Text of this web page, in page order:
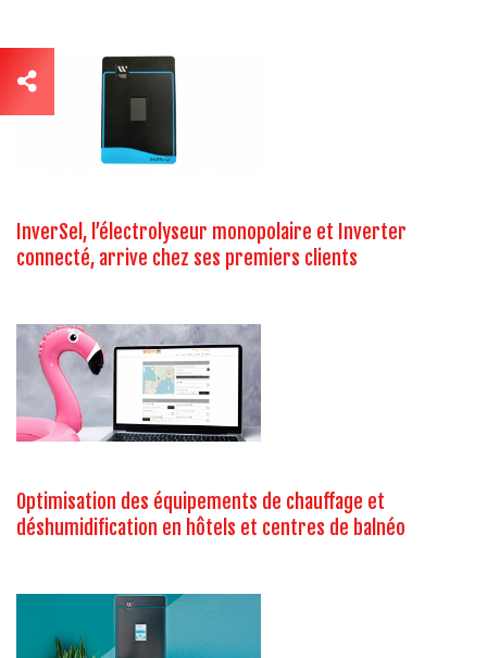
InverSel, l’électrolyseur monopolaire et Inverter
connecté, arrive chez ses premiers clients
Optimisation des équipements de chauffage et
déshumidification en hôtels et centres de balnéo